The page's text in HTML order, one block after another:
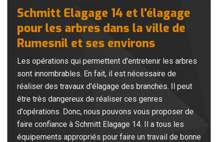
Schmitt Elagage 14 et l'élagage
pour les arbres dans la ville de
Rumesnil et ses environs
Les opérations qui permettent d'entretenir les arbres
sont innombrables. En fait, il est nécessaire de
réaliser des travaux d'élagage des branches. Il peut
être très dangereux de réaliser ces genres
d'opérations. Donc, nous pouvons vous proposer de
faire confiance à Schmitt Elagage 14. Il a tous les
équipements appropriés pour faire un travail de bonne